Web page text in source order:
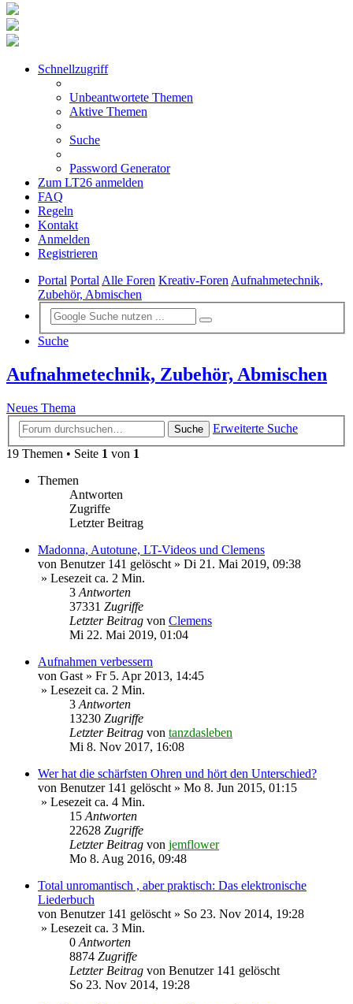
Schnellzugriff
Unbeantwortete Themen
Aktive Themen
Suche
Password Generator
Zum LT26 anmelden
FAQ
Regeln
Kontakt
Anmelden
Registrieren
Portal PortalAlle Foren Kreativ-ForenAufnahmetechnik,
Zubehör, Abmischen
Suche
Aufnahmetechnik, Zubehör, Abmischen
Neues Thema
Suche
Erweiterte Suche
19 Themen • Seite 1 von 1
Themen
Antworten
Zugriffe
Letzter Beitrag
Madonna, Autotune, LT-Videos und Clemens
von Benutzer 141 gelöscht» Di 21. Mai 2019, 09:38
» Lesezeit ca. 2 Min.
3Antworten
37331 Zugriffe
Letzter Beitrag von Clemens
Mi 22. Mai 2019, 01:04
Aufnahmen verbessern
von Gast» Fr 5. Apr 2013, 14:45
» Lesezeit ca. 2 Min.
3Antworten
13230 Zugriffe
Letzter Beitrag von tanzdasleben
Mi 8. Nov 2017, 16:08
Wer hat die schärfsten Ohren und hört den Unterschied?
von Benutzer 141 gelöscht» Mo 8. Jun 2015, 01:15
» Lesezeit ca. 4 Min.
15Antworten
22628 Zugriffe
Letzter Beitrag von jemflower
Mo 8. Aug 2016, 09:48
Total unromantisch , aber praktisch: Das elektronische
Liederbuch
von Benutzer 141 gelöscht» So 23. Nov 2014, 19:28
» Lesezeit ca. 3 Min.
0Antworten
8874 Zugriffe
Letzter Beitrag von Benutzer 141 gelöscht
So 23. Nov 2014, 19:28